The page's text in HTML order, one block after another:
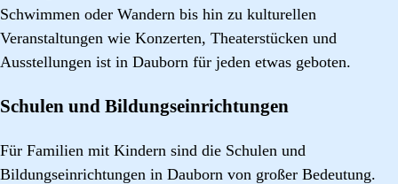
Schwimmen oder Wandern bis hin zu kulturellen
Veranstaltungen wie Konzerten, Theaterstücken und
Ausstellungen ist in Dauborn für jeden etwas geboten.
Schulen und Bildungseinrichtungen
Für Familien mit Kindern sind die Schulen und
Bildungseinrichtungen in Dauborn von großer Bedeutung.